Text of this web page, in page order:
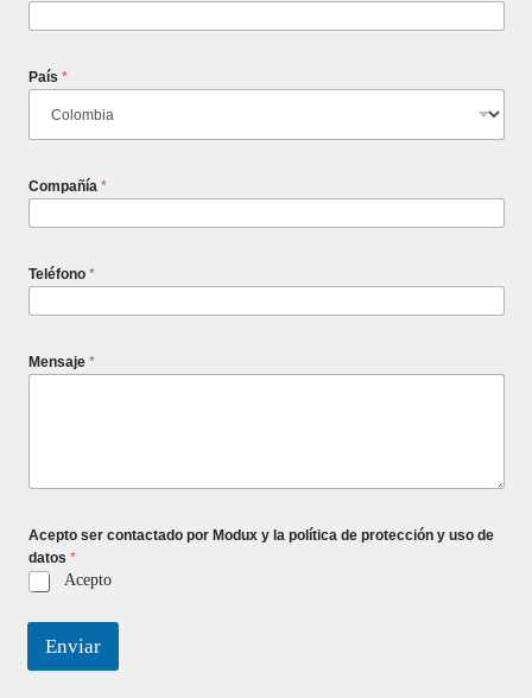
País *
Compañía *
Teléfono *
Mensaje *
Acepto ser contactado por Modux y la política de protección y uso de
datos *
Acepto
Enviar